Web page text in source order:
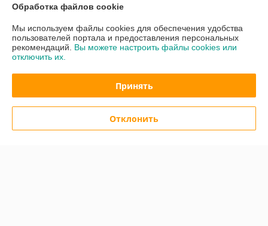
Доставка и оплата
График работы
Политика обработки cookies
Обработка файлов cookie
Мы используем файлы cookies для обеспечения удобства
пользователей портала и предоставления персональных
рекомендаций. Вы можете настроить файлы cookies или
отключить их.
Принять
Отклонить